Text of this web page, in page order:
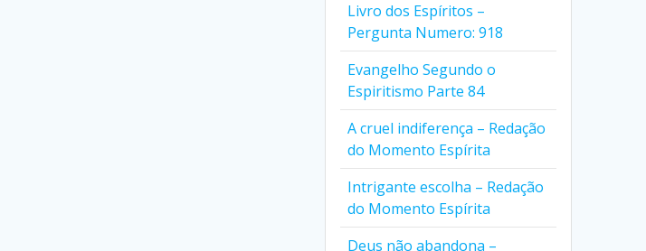
Livro dos Espíritos –
Pergunta Numero: 918
Evangelho Segundo o
Espiritismo Parte 84
A cruel indiferença – Redação
do Momento Espírita
Intrigante escolha – Redação
do Momento Espírita
Deus não abandona –